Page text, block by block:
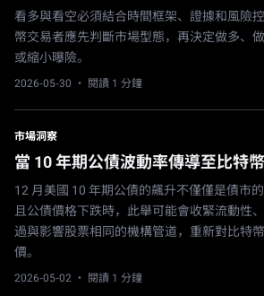
看多與看空必須結合時間框架、證據和風險
幣交易者應先判斷市場型態，再決定做多、
或縮小曝險。
2026-05-30 · 閱讀 1 分鐘
市場洞察
當 10 年期公債波動率傳導至比特幣
12 月美國 10 年期公債的飆升不僅僅是債市
且公債價格下跌時，此舉可能會收緊流動性
過與影響股票相同的機構管道，重新對比特
價。
2026-05-02 · 閱讀 1 分鐘